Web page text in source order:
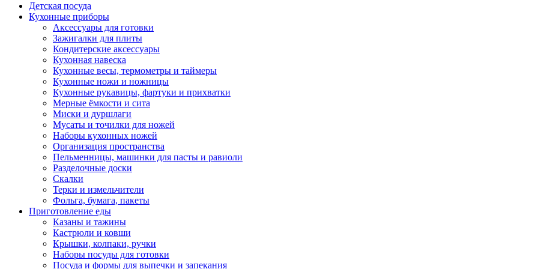
Детская посуда
Кухонные приборы
Аксессуары для готовки
Зажигалки для плиты
Кондитерские аксессуары
Кухонная навеска
Кухонные весы, термометры и таймеры
Кухонные ножи и ножницы
Кухонные рукавицы, фартуки и прихватки
Мерные ёмкости и сита
Миски и дуршлаги
Мусаты и точилки для ножей
Наборы кухонных ножей
Организация пространства
Пельменницы, машинки для пасты и равиоли
Разделочные доски
Скалки
Терки и измельчители
Фольга, бумага, пакеты
Приготовление еды
Казаны и тажины
Кастрюли и ковши
Крышки, колпаки, ручки
Наборы посуды для готовки
Посуда и формы для выпечки и запекания